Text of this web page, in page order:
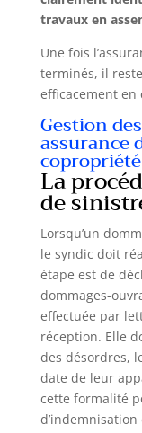
travaux en
Une fois
terminés, il
efficacement en
Gestion
assurance
copropriété
La
de
Lorsqu’un
le syndic doit
étape est de
dommages-
effectuée par
réception. Elle
des désordres,
date de leur
cette formalité